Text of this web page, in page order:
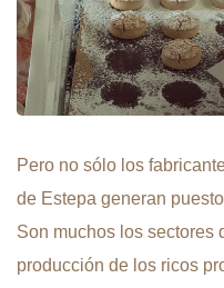
Pero no sólo los
de Estepa generan
Son muchos los sectores
producción de los ricos